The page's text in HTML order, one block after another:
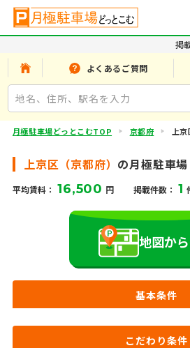
掲
よくあるご質問
月極駐車場どっとこむTOP 京都府 上
上京区（京都府） の月極駐車場
平均賃料： 16,500 円 掲載件数： 1
地図か
基本条件
こだわり条件